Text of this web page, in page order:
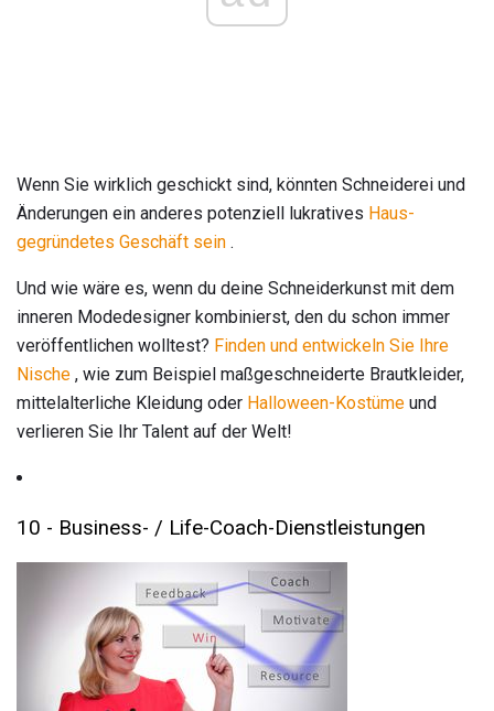
Wenn Sie wirklich geschickt sind, könnten Schneiderei und
Änderungen ein anderes potenziell lukratives Haus-
gegründetes Geschäft sein .
Und wie wäre es, wenn du deine Schneiderkunst mit dem
inneren Modedesigner kombinierst, den du schon immer
veröffentlichen wolltest? Finden und entwickeln Sie Ihre
Nische , wie zum Beispiel maßgeschneiderte Brautkleider,
mittelalterliche Kleidung oder Halloween-Kostüme und
verlieren Sie Ihr Talent auf der Welt!
10 - Business- / Life-Coach-Dienstleistungen